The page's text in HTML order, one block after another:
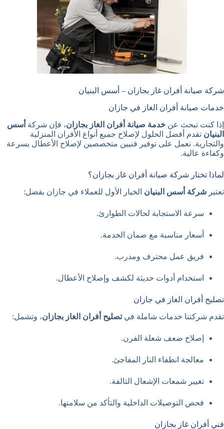
شركة صيانة أفران غاز بجازان – أسس البنيان
خدمات صيانة أفران الغاز في جازان
إذا كنت تبحث عن خدمة صيانة أفران الغاز بجازان، فإن شركة أسس
البنيان تقدم أفضل الحلول لإصلاح جميع أنواع الأفران المنزلية
والتجارية. نعمل على توفير فنيين متخصصين لإصلاح الأعطال بسرعة
وكفاءة عالية.
لماذا تختار شركة صيانة أفران غاز بجازان؟
تعتبر شركة أسس البنيان الخيار الأول للعملاء في جازان بفضل:
سرعة الاستجابة لحالات الطوارئ.
أسعار مناسبة مع ضمان الخدمة.
فريق عمل محترف ومدرب.
استخدام أدوات حديثة لكشف وإصلاح الأعطال.
تصليح أفران الغاز في جازان
تقدم شركتنا خدمات شاملة فيتصليح أفران الغاز بجازان، وتشمل:
إصلاح ضعف شعلة الفرن.
معالجة انطفاء النار المفاجئ.
تغيير شمعات الإشعال التالفة.
فحص التوصيلات الداخلية والتأكد من سلامتها.
فني أفران غاز بجازان